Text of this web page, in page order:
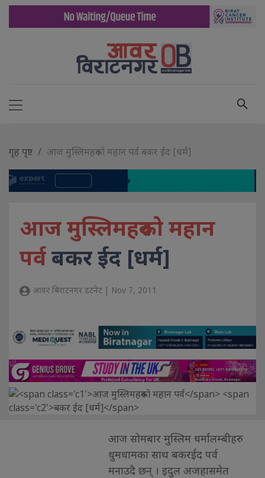
गृह पृष्ट आज मुस्लिमहरुको महान पर्व बकर ईद [धर्म]
आज मुस्लिमहरुको महान
पर्वबकर ईद [धर्म]
आवर बिराटनगर डटनेट | Nov 7, 2011
आज सोमबार मुस्लिम धर्मालम्बीहरु
धुमधामका साथ बकरईद पर्व
मनाउदै छन् । इदुल अजहासमेत